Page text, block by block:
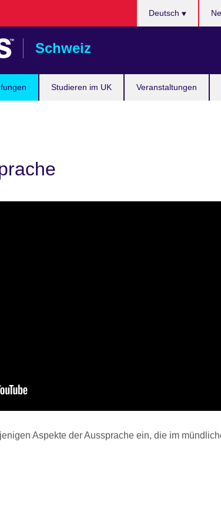
Schweiz
Studieren im UK Veranstaltungen
Deutsch
Aspekte der Aussprache ein, die im